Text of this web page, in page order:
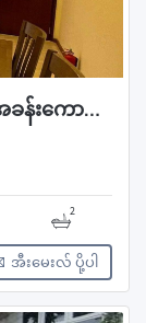
Star CityBဇုံ ဈေးတန်(3Bed Room)အခန်းကောင်းအရောင်း ဘဏ်ချိတ်လက်ခံ
2
အီးမေးလ် ပို့ပါ